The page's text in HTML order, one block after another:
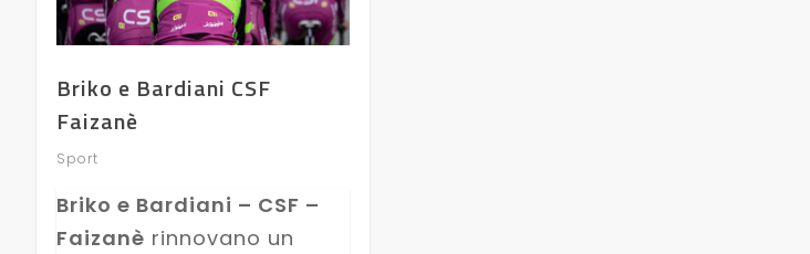
Briko e Bardiani CSF
Faizanè
Sport
Briko e Bardiani – CSF –
Faizanè rinnovano un